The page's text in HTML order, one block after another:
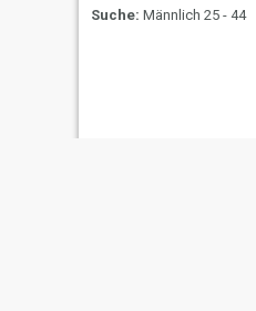
Suche: Männlich 25 - 44